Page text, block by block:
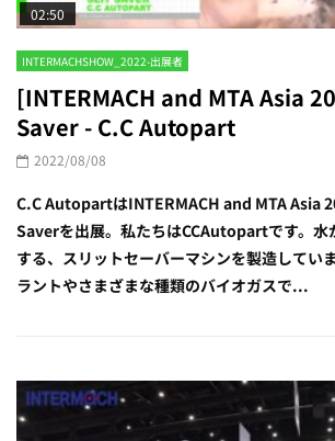
02:50
INTERMACHSHOW_2022-出展者
[INTERMACH and MTA Asia
Saver - C.C Autopart
2022/08/08
C.C AutopartはINTERMACH and MTA Asia
Saverを出展。私たちはCCAutopartです。水
する、スリットセーバーマシンを製造してい
ラントやさまざまな種類のバイオガスで...